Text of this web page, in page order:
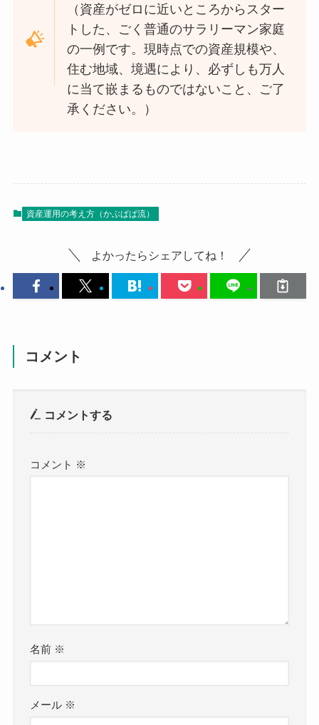
（資産がゼロに近いところからスター
トした、ごく普通のサラリーマン家庭
の一例です。現時点での資産規模や、
住む地域、境遇により、必ずしも万人
に当て嵌まるものではないこと、ご了
承ください。）
資産運用の考え方（かぶぱぱ流）
よかったらシェアしてね！
コメント
コメントする
コメント ※
名前 ※
メール ※